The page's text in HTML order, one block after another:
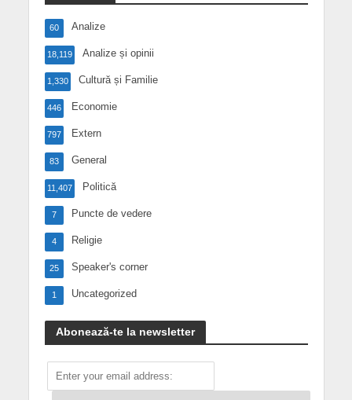
Analize
60
Analize și opinii
18,119
Cultură și Familie
1,330
Economie
446
Extern
797
General
83
Politică
11,407
Puncte de vedere
7
Religie
4
Speaker's corner
25
Uncategorized
1
Abonează-te la newsletter